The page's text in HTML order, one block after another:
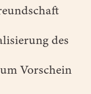
des
Vorschein